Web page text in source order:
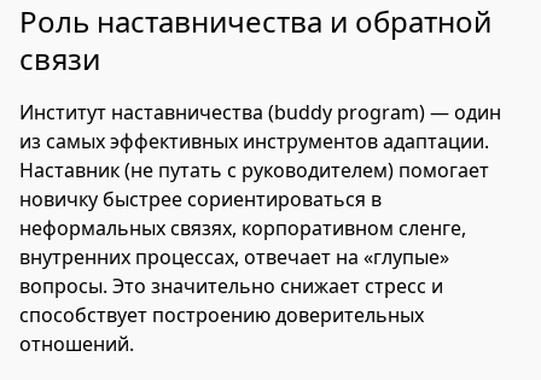
Роль наставничества и обратной
связи
Институт наставничества (buddy program) — один
из самых эффективных инструментов адаптации.
Наставник (не путать с руководителем) помогает
новичку быстрее сориентироваться в
неформальных связях, корпоративном сленге,
внутренних процессах, отвечает на «глупые»
вопросы. Это значительно снижает стресс и
способствует построению доверительных
отношений.